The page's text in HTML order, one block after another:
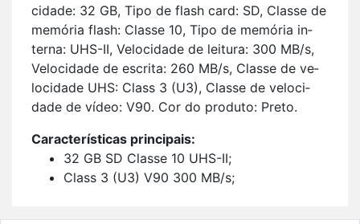
ci­dade: 32 GB, Tipo de flash card: SD, Classe de
me­mória flash: Classe 10, Tipo de me­mória in­
terna: UHS-II, Ve­lo­ci­dade de lei­tura: 300 MB/s,
Ve­lo­ci­dade de es­crita: 260 MB/s, Classe de ve­
lo­ci­dade UHS: Class 3 (U3), Classe de ve­lo­ci­
dade de vídeo: V90. Cor do pro­duto: Preto.
Ca­rac­te­rís­ticas prin­ci­pais:
32 GB SD Classe 10 UHS-II;
Class 3 (U3) V90 300 MB/s;